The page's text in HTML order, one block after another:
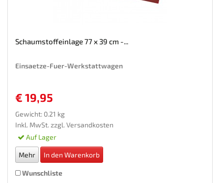
Schaumstoffeinlage 77 x 39 cm -...
Einsaetze-Fuer-Werkstattwagen
€ 19,95
Gewicht: 0.21 kg
Inkl. MwSt. zzgl. Versandkosten
Auf Lager
Mehr In den Warenkorb
Wunschliste